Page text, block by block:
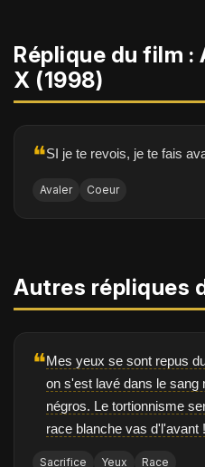
Réplique du film
X (1998)
❝SI je te revois, je te fais
Avaler Coeur
Autres répliques
❝Mes yeux se sont repus
on s'est lavé dans le sang
négros. Le tortionnisme
race blanche vas d'l'avant !
Sacrifice Yeux Race